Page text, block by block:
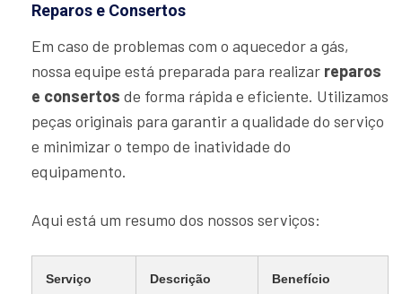
Reparos e Consertos
Em caso de problemas com o aquecedor a gás,
nossa equipe está preparada para realizar reparos
e consertos de forma rápida e eficiente. Utilizamos
peças originais para garantir a qualidade do serviço
e minimizar o tempo de inatividade do
equipamento.
Aqui está um resumo dos nossos serviços:
Serviço Descrição Benefício